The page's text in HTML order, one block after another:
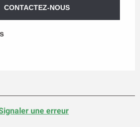
CONTACTEZ-NOUS
une erreur